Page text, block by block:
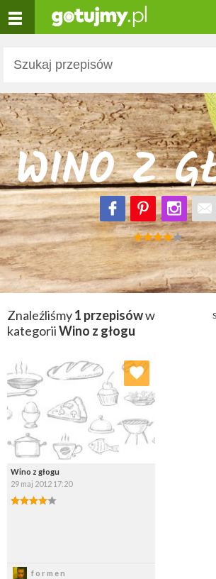
WINO Z
Znaleźliśmy1 przepisóww
kategoriiWino z głogu
Wino z głogu
29 maj 2012 17:20
formen
Dodaj do ulubionych
Wybierz listę: